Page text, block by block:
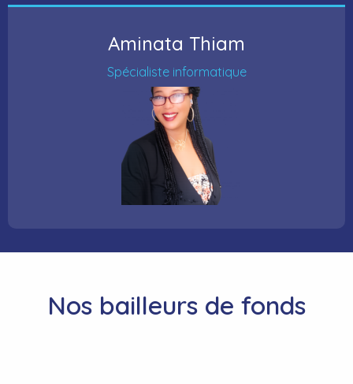
Aminata Thiam
Spécialiste informatique
Nos bailleurs de fonds